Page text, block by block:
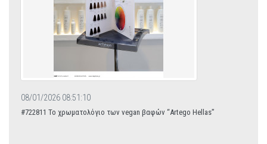
08/01/2026 08:51:10
#722811 Το χρωματολόγιο των vegan βαφών “Artego Hellas”